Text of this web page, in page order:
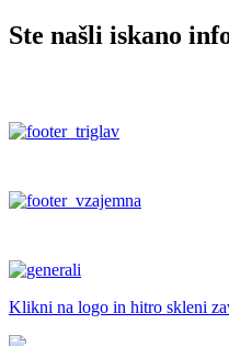
Ste našli iskano
Klikni na logo in hitro skleni